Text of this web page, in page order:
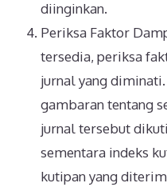
diinginkan.
Periksa Faktor
tersedia, periksa
jurnal yang
gambaran tentang
jurnal tersebut
sementara indeks
kutipan yang